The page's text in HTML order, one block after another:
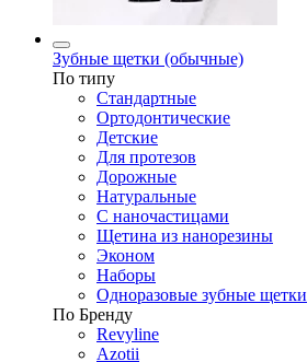
Зубные щетки (обычные)
По типу
Стандартные
Ортодонтические
Детские
Для протезов
Дорожные
Натуральные
С наночастицами
Щетина из нанорезины
Эконом
Наборы
Одноразовые зубные щетки
По Бренду
Revyline
Azotii